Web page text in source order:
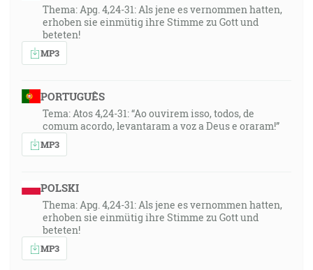
Thema: Apg. 4,24-31: Als jene es vernommen hatten,
erhoben sie einmütig ihre Stimme zu Gott und
beteten!
MP3
PORTUGUÊS
Tema: Atos 4,24-31: “Ao ouvirem isso, todos, de
comum acordo, levantaram a voz a Deus e oraram!”
MP3
POLSKI
Thema: Apg. 4,24-31: Als jene es vernommen hatten,
erhoben sie einmütig ihre Stimme zu Gott und
beteten!
MP3